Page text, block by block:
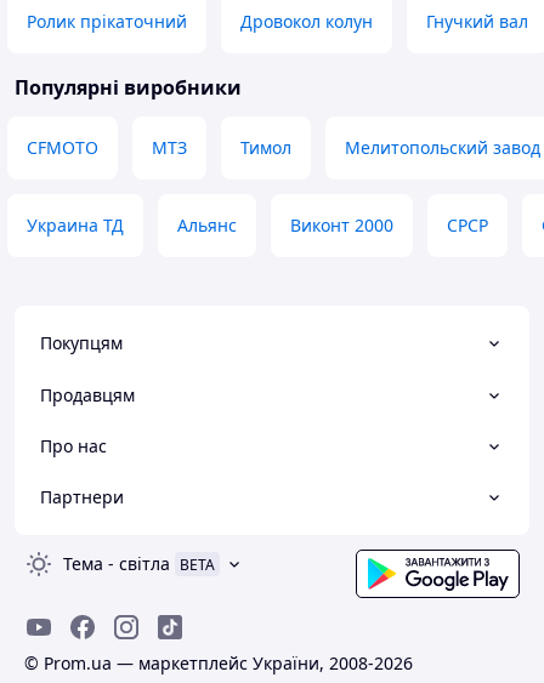
Ролик прікаточний Дровокол колун Гнучкий вал
Популярні виробники
CFMOTO МТЗ Тимол Мелитопольский
Украина ТД Альянс Виконт 2000 СРСР
Покупцям
Продавцям
Про нас
Партнери
Тема - світла BETA
© Prom.ua — маркетплейс України, 2008-2026